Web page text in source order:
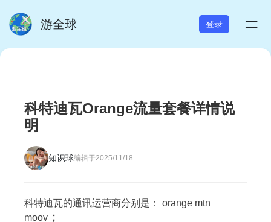
游全球 登录 =
科特迪瓦Orange流量套餐详情说
明
知识球编辑于2025/11/18
科特迪瓦的通讯运营商分别是： orange mtn
moov ；